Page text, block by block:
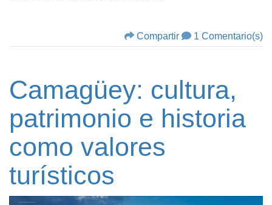
Compartir 1 Comentario(s)
Camagüey: cultura,
patrimonio e historia
como valores
turísticos